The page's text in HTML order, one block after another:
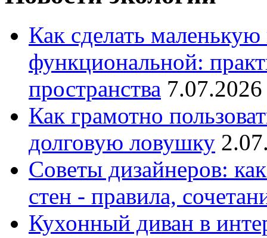
Как сделать
функциональной:
пространства
Как грамотно
долговую ловушку
Советы дизайнеров:
стен - правила,
Кухонный диван в